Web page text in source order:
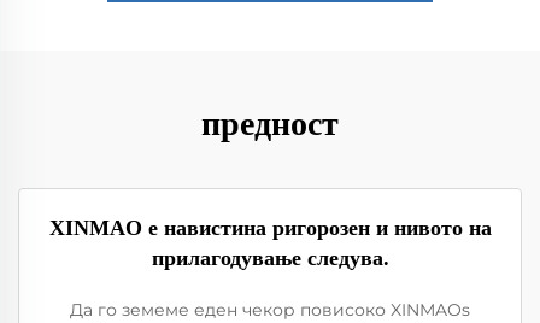
предност
XINMAO е навистина ригорозен и нивото на
прилагодување следува.
Да го земеме еден чекор повисоко XINMAOs